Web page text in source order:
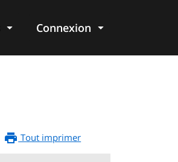
Connexion
Tout imprimer